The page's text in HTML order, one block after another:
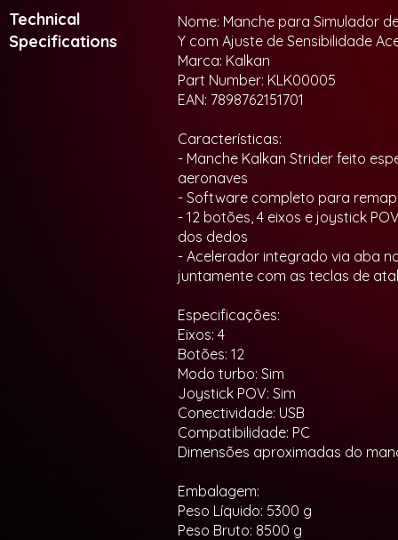
Technical
Specifications
Nome: Manche para Simulador
Y com Ajuste de Sensibilidade
Marca: Kalkan
Part Number: KLK00005
EAN: 7898762151701
Características:
- Manche Kalkan Strider feito
aeronaves
- Software completo para
- 12 botões, 4 eixos e joystick
dos dedos
- Acelerador integrado via aba
juntamente com as teclas de
Especificações:
Eixos: 4
Botões: 12
Modo turbo: Sim
Joystick POV: Sim
Conectividade: USB
Compatibilidade: PC
Dimensões aproximadas do
Embalagem:
Peso Líquido: 5300 g
Peso Bruto: 8500 g